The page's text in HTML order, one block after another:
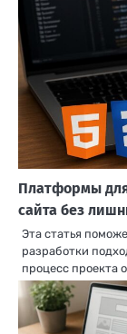
Платформы
сайта без
Эта статья
разработки
процесс проекта